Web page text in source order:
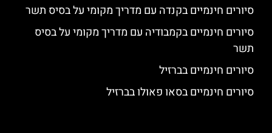
סיורים חינמיים בקנדה עם מדריך מקומי על בסיס תשר
סיורים חינמיים בקמבודיה עם מדריך מקומי על בסיס
תשר
סיורים חינמיים בברזיל
סיורים חינמיים בסאו פאולו בברזיל